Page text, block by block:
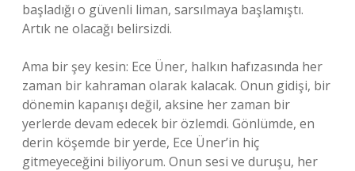
başladığı o güvenli liman, sarsılmaya başlamıştı.
Artık ne olacağı belirsizdi.
Ama bir şey kesin: Ece Üner, halkın hafızasında her
zaman bir kahraman olarak kalacak. Onun gidişi, bir
dönemin kapanışı değil, aksine her zaman bir
yerlerde devam edecek bir özlemdi. Gönlümde, en
derin köşemde bir yerde, Ece Üner’in hiç
gitmeyeceğini biliyorum. Onun sesi ve duruşu, her